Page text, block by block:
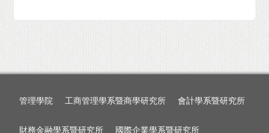
管理學院 工商管理學系暨商學研究所 會計學系暨研究所
財務金融學系暨研究所 國際企業學系暨研究所